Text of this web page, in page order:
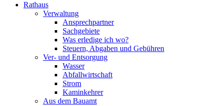
Rathaus
Verwaltung
Ansprechpartner
Sachgebiete
Was erledige ich wo?
Steuern, Abgaben und Gebühren
Ver- und Entsorgung
Wasser
Abfallwirtschaft
Strom
Kaminkehrer
Aus dem Bauamt